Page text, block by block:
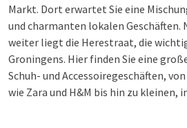
Markt. Dort erwartet Sie eine
und charmanten lokalen Geschäften.
weiter liegt die Herestraat, die
Groningens. Hier finden Sie eine
Schuh- und Accessoiregeschäften,
wie Zara und H&M bis hin zu kleinen,